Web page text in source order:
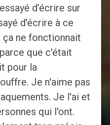
d’écrire sur
d'écrire à ce
ne fonctionnait
que c'était
pour la
Je n'aime pas
Je l'ai et
qui l'ont.